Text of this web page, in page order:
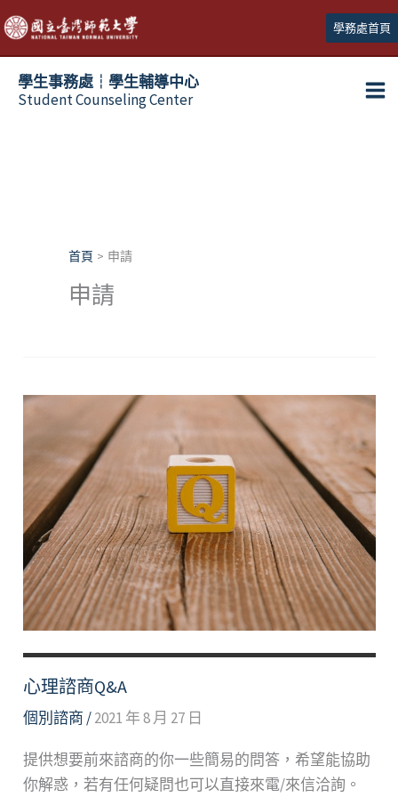
跳
至
主
學務處首頁
學生事務處┆學生輔導中心
Student Counseling Center
首頁 申請
申請
心理諮商Q&A
個別諮商/2021 年 8 月 27 日
提供想要前來諮商的你一些簡易的問答，希望能協助
你解惑，若有任何疑問也可以直接來電/來信洽詢。